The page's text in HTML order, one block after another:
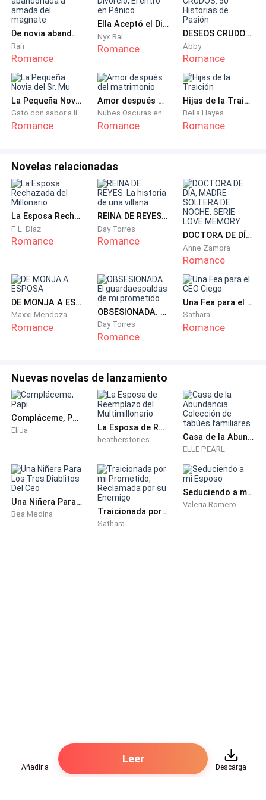
De novia abandonada a amada del magnate
Rafi
Romance
Ella Aceptó el Divorcio, Él entró en Pánico
Nyx Rai
Romance
DESEOS CRUDOS: 50 Historias de Pasión
Abby
Romance
La Pequeña Novia del Sr. Mu
Gato con sabor a limón
Romance
Amor después del matrimonio
Nubes Oscuras en Retorno
Romance
Hijas de la Traición
Bella Hayes
Romance
Novelas relacionadas
La Esposa Rechazada del Millonario
F. L. Diaz
Romance
REINA DE REYES. La historia de una villana
Day Torres
Romance DOCTORA DE DÍA, MADRE SOLTERA DE NOCHE. SERIE LOVE MEMORY.
Anne Zamora
Romance
DE MONJA A ESPOSA
Maxxi Mendoza
Romance
OBSESIONADA. El guardaespaldas de mi prometido
Day Torres
Romance
Una Fea para el CEO Ciego
Sathara
Romance
Nuevas novelas de lanzamiento
Compláceme, Papi
EliJa La Esposa de Reemplazo del Multimillonario
heatherstories Casa de la Abundancia: Colección de tabúes familiares
ELLE PEARL
Una Niñera Para Los Tres Diablitos Del Ceo
Bea Medina Traicionada por mi Prometido, Reclamada por su Enemigo
Sathara
Seduciendo a mi Esposo
Valeria Romero
Añadir a
Leer
Descarga